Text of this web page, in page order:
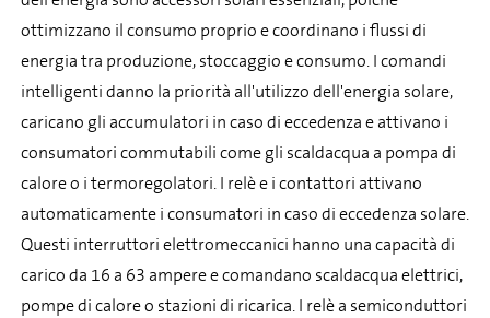
ottimizzano il consumo proprio e coordinano i flussi di
energia tra produzione, stoccaggio e consumo. I comandi
intelligenti danno la priorità all'utilizzo dell'energia solare,
caricano gli accumulatori in caso di eccedenza e attivano i
consumatori commutabili come gli scaldacqua a pompa di
calore o i termoregolatori. I relè e i contattori attivano
automaticamente i consumatori in caso di eccedenza solare.
Questi interruttori elettromeccanici hanno una capacità di
carico da 16 a 63 ampere e comandano scaldacqua elettrici,
pompe di calore o stazioni di ricarica. I relè a semiconduttori